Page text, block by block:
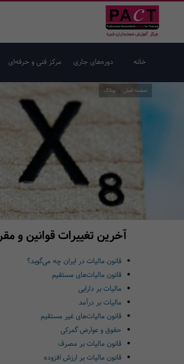
خانه دوره‌های جاری مرکز فنی و حرفه‌ای
صفحه اصلی وبلاگ
آخرین تغییرات قوانین و
قانون مالیات در ایران چه می‌گوید؟
قانون مالیات‌های مستقیم
مالیات بر دارایی
مالیات بر درآمد
قانون مالیات‌های غیر مستقیم
حقوق و عوارض گمرکی
قانون مالیات بر مصرف
قانون مالیات بر ارزش افزوده